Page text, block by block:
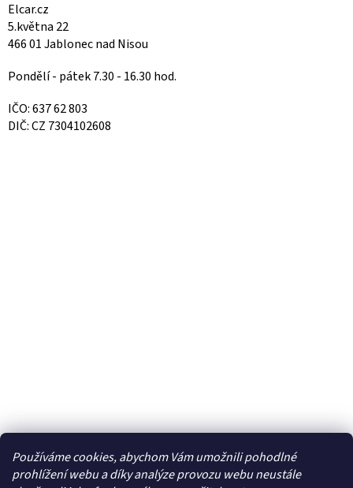
Používáme cookies, abychom Vám umožnili pohodlné
prohlížení webu a díky analýze provozu webu neustále
Elcar.cz
5.května 22
466 01 Jablonec nad Nisou
Pondělí - pátek 7.30 - 16.30 hod.
IČO: 637 62 803
DIČ: CZ 7304102608
Facebook